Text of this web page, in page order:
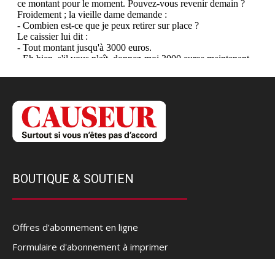
BOUTIQUE & SOUTIEN
Offres d’abonnement en ligne
Formulaire d'abonnement à imprimer